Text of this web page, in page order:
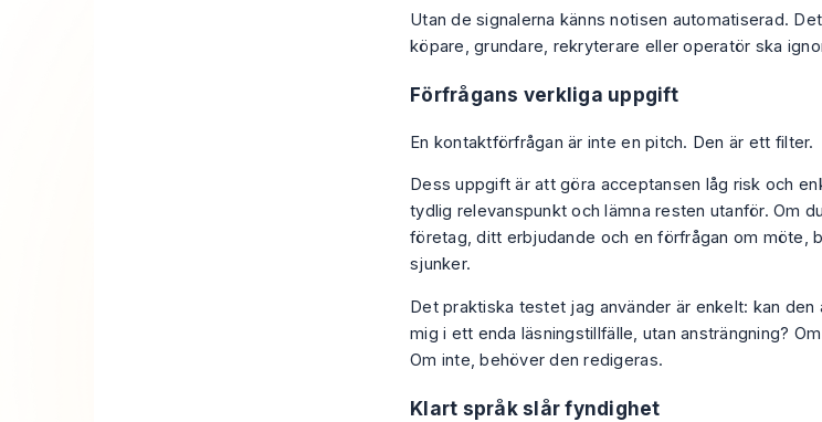
Utan de signalerna känns notisen automatiserad.
köpare, grundare, rekryterare eller operatör ska
Förfrågans verkliga uppgift
En kontaktförfrågan är inte en pitch. Den är ett filter.
Dess uppgift är att göra acceptansen låg risk och
tydlig relevanspunkt och lämna resten utanför. Om
företag, ditt erbjudande och en förfrågan om möte,
sjunker.
Det praktiska testet jag använder är enkelt: kan
mig i ett enda läsningstillfälle, utan ansträngning?
Om inte, behöver den redigeras.
Klart språk slår fyndighet